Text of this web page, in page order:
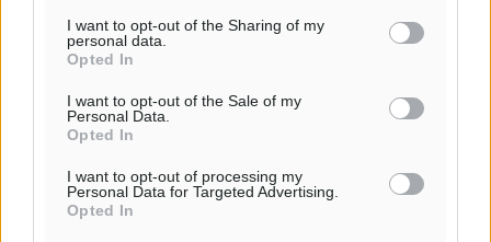
I want to opt-out of the Sharing of my
personal data.
Opted In
I want to opt-out of the Sale of my
Personal Data.
Opted In
I want to opt-out of processing my
Personal Data for Targeted Advertising.
Opted In
o καιρός τώρα:
αίθριος καιρός